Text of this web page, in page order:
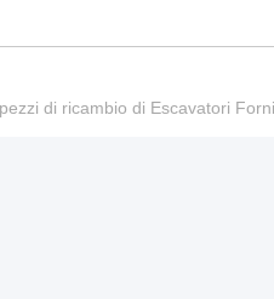
di ricambio di Escavatori